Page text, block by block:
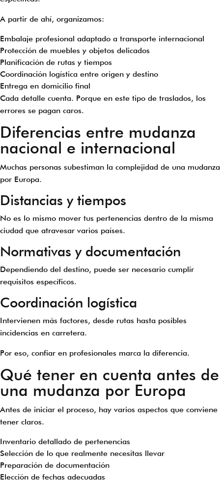
A partir de ahí, organizamos:
Embalaje profesional adaptado a transporte internacional
Protección de muebles y objetos delicados
Planificación de rutas y tiempos
Coordinación logística entre origen y destino
Entrega en domicilio final
Cada detalle cuenta. Porque en este tipo de traslados, los
errores se pagan caros.
Diferencias entre mudanza
nacional e internacional
Muchas personas subestiman la complejidad de una mudanza
por Europa.
Distancias y tiempos
No es lo mismo mover tus pertenencias dentro de la misma
ciudad que atravesar varios países.
Normativas y documentación
Dependiendo del destino, puede ser necesario cumplir
requisitos específicos.
Coordinación logística
Intervienen más factores, desde rutas hasta posibles
incidencias en carretera.
Por eso, confiar en profesionales marca la diferencia.
Qué tener en cuenta antes de
una mudanza por Europa
Antes de iniciar el proceso, hay varios aspectos que conviene
tener claros.
Inventario detallado de pertenencias
Selección de lo que realmente necesitas llevar
Preparación de documentación
Elección de fechas adecuadas